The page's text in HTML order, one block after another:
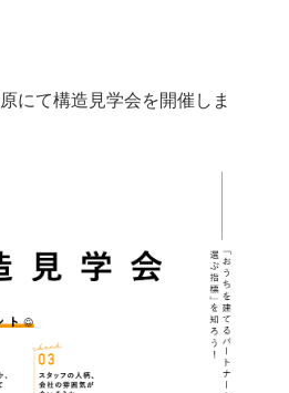
にて構造見学会を開催しま